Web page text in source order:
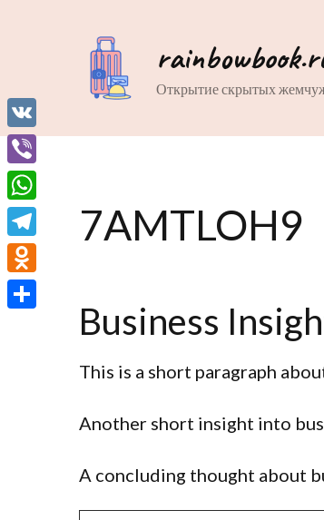
Открытие скрытых
7AMTLOH9
Business
This is a short paragraph
Another short insight into
A concluding thought about
VK
Viber
WhatsApp
Telegram
Odnoklassniki